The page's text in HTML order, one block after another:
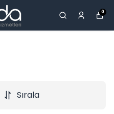
0
Sırala